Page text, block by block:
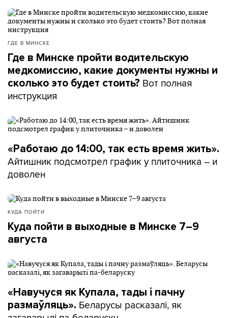
ГДЕ В МИНСКЕ
Где в Минске пройти водительскую
медкомиссию, какие документы нужны и
сколько это будет стоить? Вот полная
инструкция
«Работаю до 14:00, так есть время жить».
Айтишник подсмотрел график у плиточника – и
доволен
КУДА ПОЙТИ
Куда пойти в выходные в Минске 7–9
августа
«Навучуся як Купала, тады і пачну
размаўляць». Беларусы расказалі, як